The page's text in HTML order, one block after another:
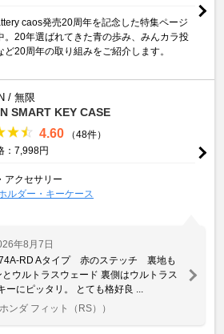
caos発売20周年を記念した特集ページ
。20年選ばれてきた青の歩み、みんカラ投
ど20周年の取り組みをご紹介します。
/ 無限
SMART KEY CASE
4.60
（48件）
：7,998円
アクセサリー
ルダー・キーケース
年8月7日
RD Aタイプ 赤のステッチ 裏地も
ウルトラスウェード 裏側はウルトラス
ーにピッタリ。 とても格好良 ...
ンダ フィット（RS））